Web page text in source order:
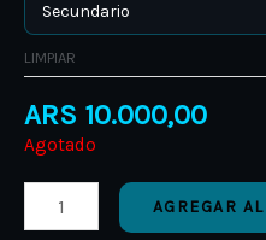
LIMPIAR
ARS 10.000,00
Agotado
AGREGAR